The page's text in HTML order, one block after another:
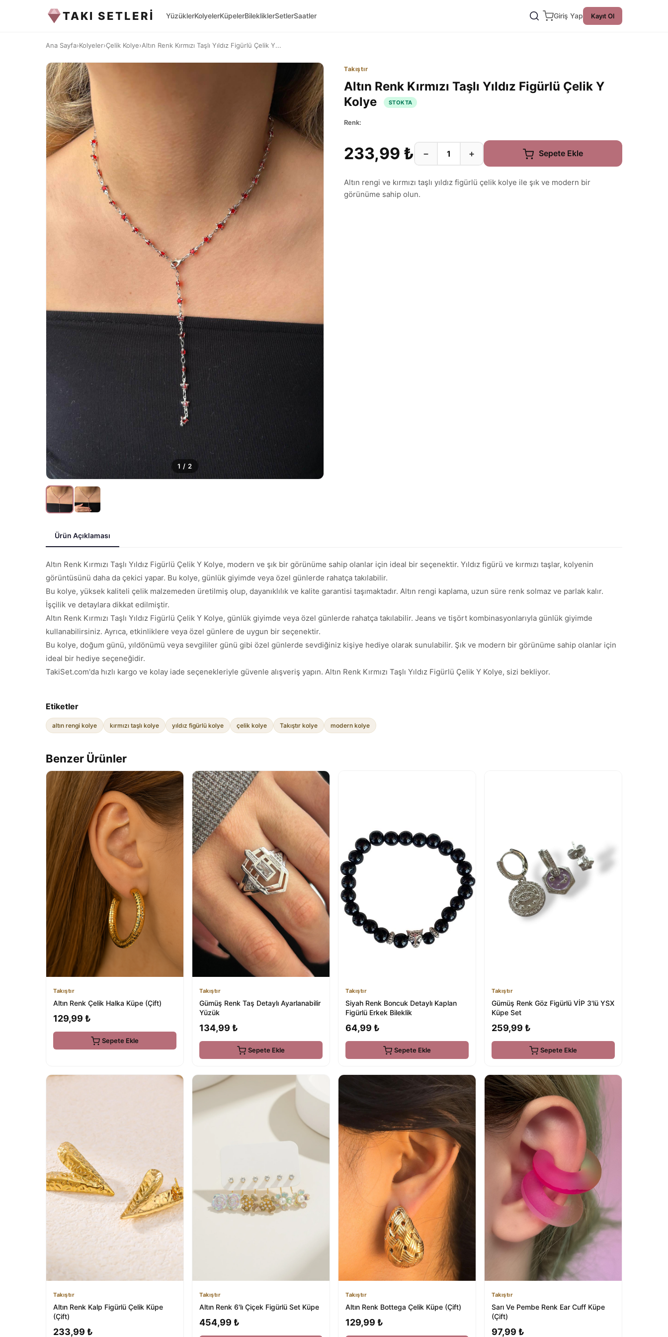
TAKI SETLERİ YüzüklerKolyelerKüpelerBilekliklerSetlerSaatler Giriş Yap Kayıt Ol
Ana Sayfa›Kolyeler›Çelik Kolye›Altın Renk Kırmızı Taşlı Yıldız Figürlü Çelik Y...
1 / 2
Takıştır
Altın Renk Kırmızı Taşlı Yıldız Figürlü Çelik Y
Kolye
STOKTA
Renk:
233,99 ₺ − + Sepete Ekle
Altın rengi ve kırmızı taşlı yıldız figürlü çelik kolye ile şık ve modern bir
görünüme sahip olun.
Ürün Açıklaması
Altın Renk Kırmızı Taşlı Yıldız Figürlü Çelik Y Kolye, modern ve şık bir görünüme sahip olanlar için ideal bir seçenektir. Yıldız figürü ve kırmızı taşlar, kolyenin
görüntüsünü daha da çekici yapar. Bu kolye, günlük giyimde veya özel günlerde rahatça takılabilir.
Bu kolye, yüksek kaliteli çelik malzemeden üretilmiş olup, dayanıklılık ve kalite garantisi taşımaktadır. Altın rengi kaplama, uzun süre renk solmaz ve parlak kalır.
İşçilik ve detaylara dikkat edilmiştir.
Altın Renk Kırmızı Taşlı Yıldız Figürlü Çelik Y Kolye, günlük giyimde veya özel günlerde rahatça takılabilir. Jeans ve tişört kombinasyonlarıyla günlük giyimde
kullanabilirsiniz. Ayrıca, etkinliklere veya özel günlere de uygun bir seçenektir.
Bu kolye, doğum günü, yıldönümü veya sevgililer günü gibi özel günlerde sevdiğiniz kişiye hediye olarak sunulabilir. Şık ve modern bir görünüme sahip olanlar için
ideal bir hediye seçeneğidir.
TakiSet.com'da hızlı kargo ve kolay iade seçenekleriyle güvenle alışveriş yapın. Altın Renk Kırmızı Taşlı Yıldız Figürlü Çelik Y Kolye, sizi bekliyor.
Etiketler
altın rengi kolye kırmızı taşlı kolye yıldız figürlü kolye çelik kolye Takıştır kolye modern kolye
Benzer Ürünler
Takıştır
Altın Renk Çelik Halka Küpe (Çift)
129,99 ₺
Sepete Ekle
Takıştır
Gümüş Renk Taş Detaylı Ayarlanabilir
Yüzük
134,99 ₺
Sepete Ekle
Takıştır
Siyah Renk Boncuk Detaylı Kaplan
Figürlü Erkek Bileklik
64,99 ₺
Sepete Ekle
Takıştır
Gümüş Renk Göz Figürlü VİP 3'lü YSX
Küpe Set
259,99 ₺
Sepete Ekle
Takıştır
Altın Renk Kalp Figürlü Çelik Küpe
(Çift)
233,99 ₺
Takıştır
Altın Renk 6'lı Çiçek Figürlü Set Küpe
454,99 ₺
Takıştır
Altın Renk Bottega Çelik Küpe (Çift)
129,99 ₺
Takıştır
Sarı Ve Pembe Renk Ear Cuff Küpe
(Çift)
97,99 ₺